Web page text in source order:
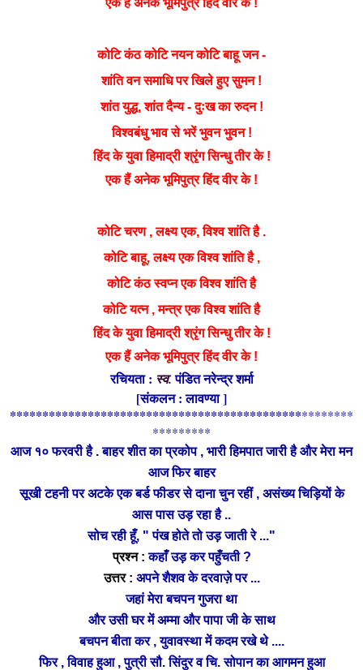
कोटिकंठ कोटि नयनकोटिबाहू जन -
शांति वन समाधि पर खिले हुए सुमन !
शांतयुद्ध, शांत दैन्य - दुःख का रुदन !
विश्वबंधु भाव से भरें भुवन भुवन !
हिंद के युवा हिमाद्रीश्रृंगसिन्धु तीर के !
एक हैं अनेक भूमिपुत्र हिंद वीर के !
कोटिचरण , लक्ष्य एक, विश्व शांति है .
कोटिबाहू, लक्ष्य एक विश्व शांति है ,
कोटिकंठ स्वप्न एक विश्व शांति है
कोटियत्न , मन्त्र एक विश्व शांति है
हिंद के युवा हिमाद्रीश्रृंगसिन्धु तीर के !
एक हैं अनेक भूमिपुत्र हिंद वीर के !
रचियता : स्व.पंडित नरेन्द्र शर्मा
[संकलन : लावण्या ]
*****************************************************
*********
आज १० फरवरी है . बाहर शीत का प्रकोप , भारी हिमपात जारी है और मेरा मन
आज फिर बाहर
सूखी टहनी पर अटके एक बर्ड फीडर से दाना चुन रहीं , असंख्यचिड़ियोंके
आसपास उड़ रहा है ..
सोच रही हूँ, " पंख होते तो उड़ जाती रे ..."
प्रश्न :कहाँ उड़ कर पहुँचती ?
उत्तर : अपने शैशव के दरवाज़े पर ...
जहां मेरा बचपन गुजरा था
और उसी घर में अम्मा और पापा जी के साथ
बचपन बीता कर , युवावस्था में कदम रखे थे ....
फिर , विवाह हुआ , पुत्री सौ. सिंदुर व चि. सोपान का आगमन हुआ